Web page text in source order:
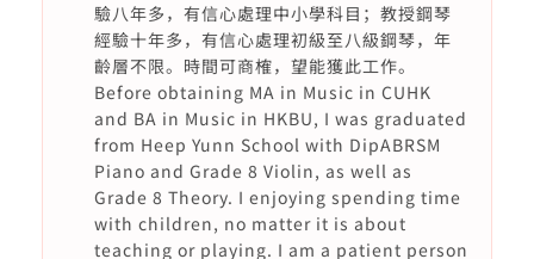
驗八年多，有信心處理中小學科目；教授鋼琴
經驗十年多，有信心處理初級至八級鋼琴，年
齡層不限。時間可商榷，望能獲此工作。
Before obtaining MA in Music in CUHK
and BA in Music in HKBU, I was graduated
from Heep Yunn School with DipABRSM
Piano and Grade 8 Violin, as well as
Grade 8 Theory. I enjoying spending time
with children, no matter it is about
teaching or playing. I am a patient person